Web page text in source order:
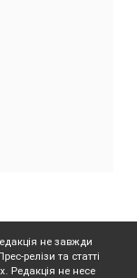
не завжди
релізи та статті
Редакція не несе